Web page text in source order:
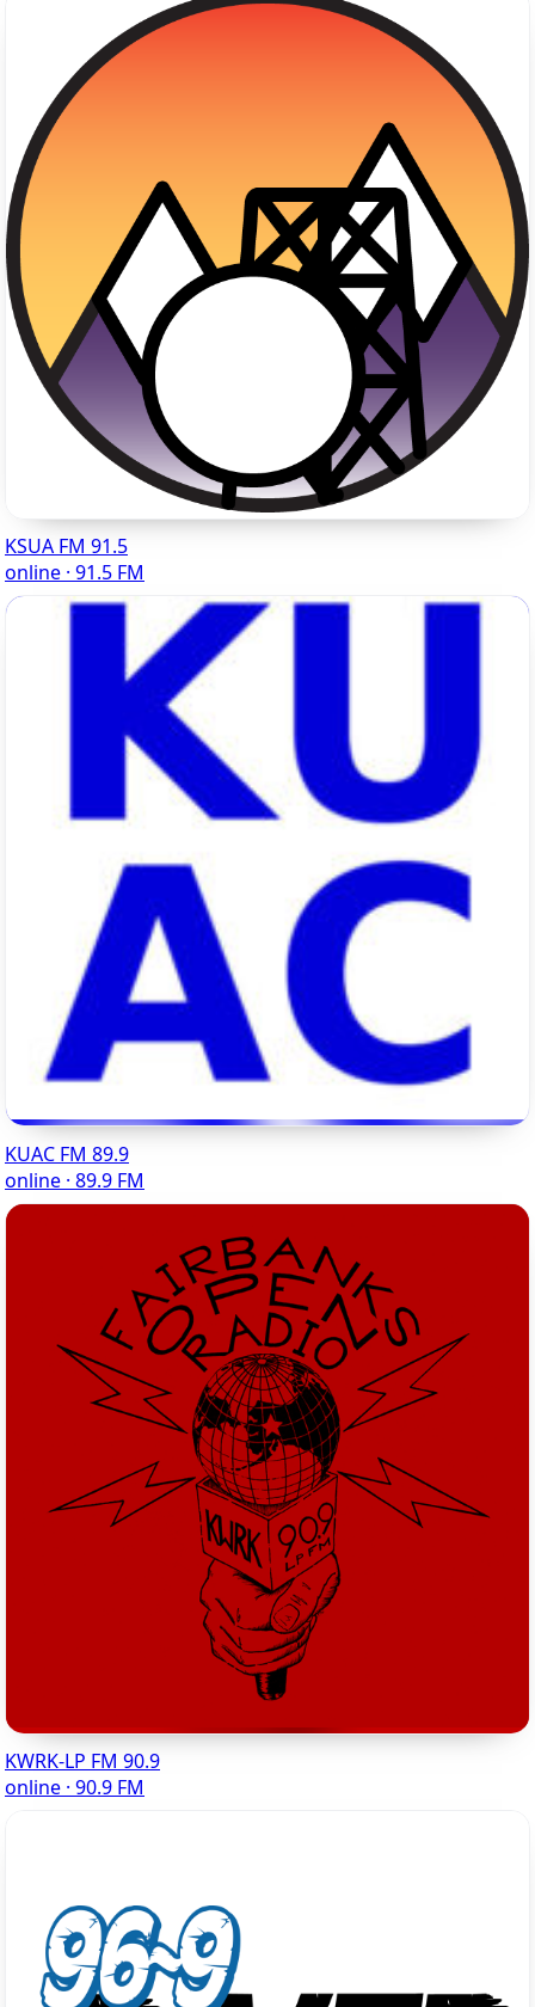
KSUA FM 91.5
online · 91.5 FM
KUAC FM 89.9
online · 89.9 FM
KWRK-LP FM 90.9
online · 90.9 FM